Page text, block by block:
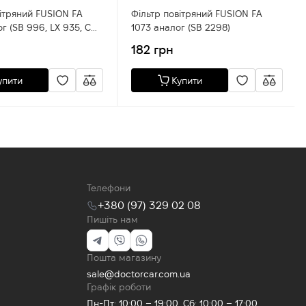
FUSION FA
LX 935, C
Фільтр повітряний FUSION FA
1073 аналог (SB 2298)
182 грн
Купити
Телефони
+380 (97) 329 02 08
Пишіть нам
Пошта магазину
sale@doctorcar.com.ua
Графік роботи
Пн-Пт: 10:00 – 19:00, Сб: 10:00 – 17:00